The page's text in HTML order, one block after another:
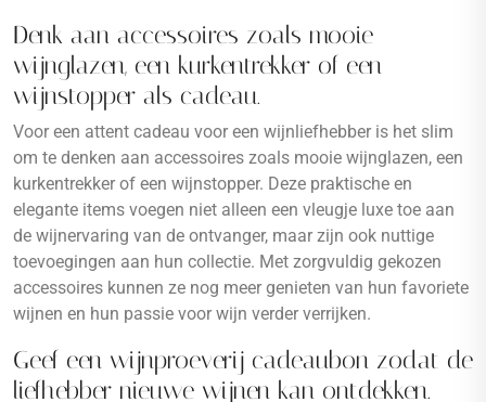
Denk aan accessoires zoals mooie
wijnglazen, een kurkentrekker of een
wijnstopper als cadeau.
Voor een attent cadeau voor een wijnliefhebber is het slim
om te denken aan accessoires zoals mooie wijnglazen, een
kurkentrekker of een wijnstopper. Deze praktische en
elegante items voegen niet alleen een vleugje luxe toe aan
de wijnervaring van de ontvanger, maar zijn ook nuttige
toevoegingen aan hun collectie. Met zorgvuldig gekozen
accessoires kunnen ze nog meer genieten van hun favoriete
wijnen en hun passie voor wijn verder verrijken.
Geef een wijnproeverij cadeaubon zodat de
liefhebber nieuwe wijnen kan ontdekken.